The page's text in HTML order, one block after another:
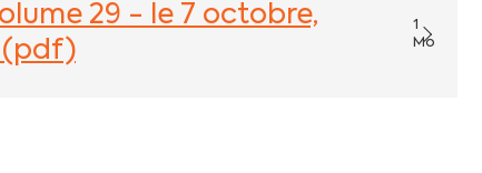
29 - le 7 octobre,
(pdf)
1
Mo